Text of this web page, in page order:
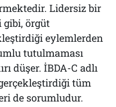
Lidersiz bir
gibi, örgüt
eylemlerden
tutulmaması
düşer. İBDA-C adlı
tüm
de sorumludur.